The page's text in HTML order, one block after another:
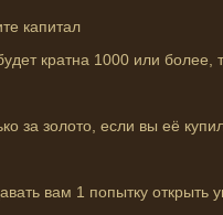
капитал
кратна 1000 или более,
за золото, если вы её
вам 1 попытку открыть